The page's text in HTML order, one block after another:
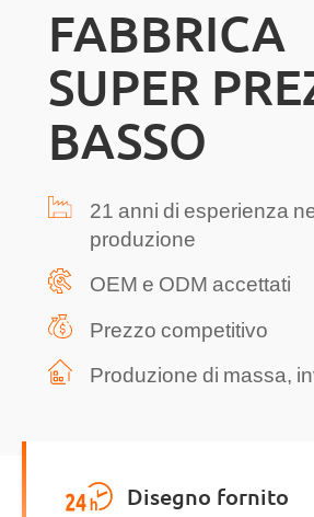
FABBRICA
SUPER
BASSO
21 anni di esperienza
produzione
OEM e ODM accettati
Prezzo competitivo
Produzione di massa,
Disegno fornito